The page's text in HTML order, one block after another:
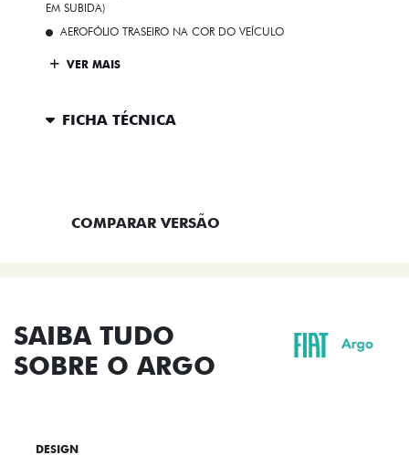
EM SUBIDA)
AEROFÓLIO TRASEIRO NA COR DO VEÍCULO
VER MAIS
FICHA TÉCNICA
COMPARAR VERSÃO
SAIBA TUDO
SOBRE O ARGO
DESIGN